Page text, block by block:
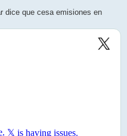
dice que cesa emisiones en